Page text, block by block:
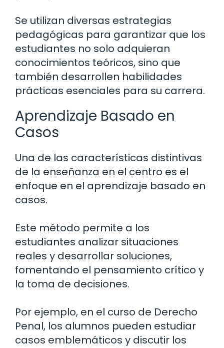
Se utilizan diversas estrategias
pedagógicas para garantizar que los
estudiantes no solo adquieran
conocimientos teóricos, sino que
también desarrollen habilidades
prácticas esenciales para su carrera.
Aprendizaje Basado en
Casos
Una de las características distintivas
de la enseñanza en el centro es el
enfoque en el aprendizaje basado en
casos.
Este método permite a los
estudiantes analizar situaciones
reales y desarrollar soluciones,
fomentando el pensamiento crítico y
la toma de decisiones.
Por ejemplo, en el curso de Derecho
Penal, los alumnos pueden estudiar
casos emblemáticos y discutir los